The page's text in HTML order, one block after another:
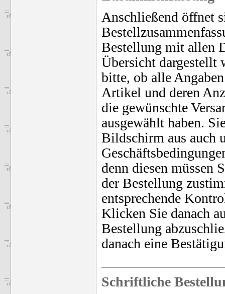
Anschließend öffnet
Bestellung mit allen
Übersicht dargestellt
bitte, ob alle
Artikel und deren
die gewünschte
ausgewählt haben.
Bildschirm aus auch
denn diesen müssen
der Bestellung
entsprechende
Klicken Sie danach
Bestellung
danach eine
Schriftliche